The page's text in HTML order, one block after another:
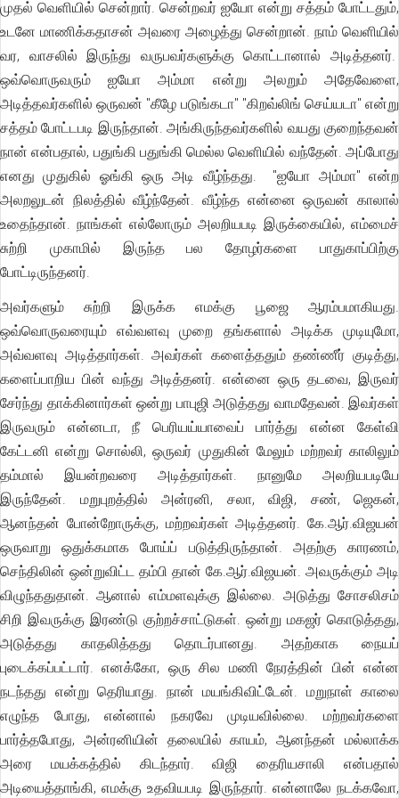
முதல் வெளியில் சென்றார். சென்றவர் ஐயோ என்று சத்தம் போட்டதும்,
உடனே மாணிக்கதாசன் அவரை அழைத்து சென்றான். நாம் வெளியில்
வர, வாசலில் இருந்து வருபவர்களுக்கு கொட்டானால் அடித்தனர்.
ஒவ்வொருவரும் ஐயோ அம்மா என்று அலறும் அதேவேளை,
அடித்தவர்களில் ஒருவன் "கீழே படுங்கடா" "கிறவ்லிங் செய்யடா" என்று
சத்தம் போட்டபடி இருந்தான். அங்கிருந்தவர்களில் வயது குறைந்தவன்
நான் என்பதால், பதுங்கி பதுங்கி மெல்ல வெளியில் வந்தேன். அப்போது
எனது முதுகில் ஓங்கி ஒரு அடி வீழ்ந்தது. "ஐயோ அம்மா" என்ற
அலறலுடன் நிலத்தில் வீழ்ந்தேன். வீழ்ந்த என்னை ஒருவன் காலால்
உதைந்தான். நாங்கள் எல்லோரும் அலறியபடி இருக்கையில், எம்மைச்
சுற்றி முகாமில் இருந்த பல தோழர்களை பாதுகாப்பிற்கு
போட்டிருந்தனர்.
அவர்களும் சுற்றி இருக்க எமக்கு பூஜை ஆரம்பமாகியது.
ஒவ்வொருவரையும் எவ்வளவு முறை தங்களால் அடிக்க முடியுமோ,
அவ்வளவு அடித்தார்கள். அவர்கள் களைத்ததும் தண்ணீர் குடித்து,
களைப்பாறிய பின் வந்து அடித்தனர். என்னை ஒரு தடவை, இருவர்
சேர்ந்து தாக்கினார்கள் ஒன்று பாபுஜி அடுத்தது வாமதேவன். இவர்கள்
இருவரும் என்னடா, நீ பெரியய்யாவைப் பார்த்து என்ன கேள்வி
கேட்டனி என்று சொல்லி, ஒருவர் முதுகின் மேலும் மற்றவர் காலிலும்
தம்மால் இயன்றவரை அடித்தார்கள். நானுமே அலறியபடியே
இருந்தேன். மறுபுறத்தில் அன்ரனி, சலா, விஜி, சண், ஜெகன்,
ஆனந்தன் போன்றோருக்கு, மற்றவர்கள் அடித்தனர். கே.ஆர்.விஜயன்
ஒருவாறு ஒதுக்கமாக போய்ப் படுத்திருந்தான். அதற்கு காரணம்,
செந்திலின் ஒன்றுவிட்ட தம்பி தான் கே.ஆர்.விஜயன். அவருக்கும் அடி
விழுந்ததுதான். ஆனால் எம்மளவுக்கு இல்லை. அடுத்து சோசலிசம்
சிறி இவருக்கு இரண்டு குற்றச்சாட்டுகள். ஒன்று மகஜர் கொடுத்தது,
அடுத்தது காதலித்தது தொடர்பானது. அதற்காக நையப்
புடைக்கப்பட்டார். எனக்கோ, ஒரு சில மணி நேரத்தின் பின் என்ன
நடந்தது என்று தெரியாது. நான் மயங்கிவிட்டேன். மறுநாள் காலை
எழுந்த போது, என்னால் நகரவே முடியவில்லை. மற்றவர்களை
பார்த்தபோது, அன்ரனியின் தலையில் காயம், ஆனந்தன் மல்லாக்க
அரை மயக்கத்தில் கிடந்தார். விஜி தைரியசாலி என்பதால்
அடியைத்தாங்கி, எமக்கு உதவியபடி இருந்தார். என்னாலே நடக்கவோ,